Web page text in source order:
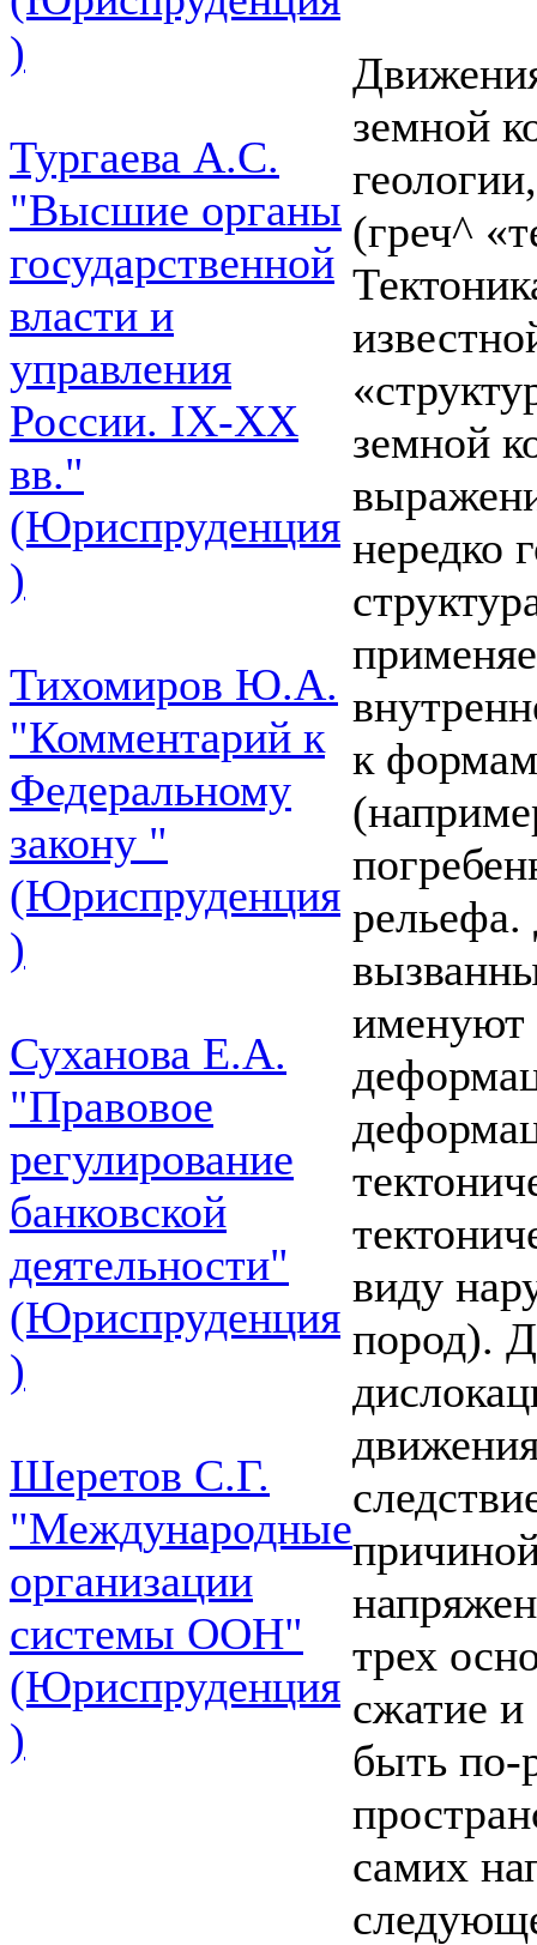
)
Тургаева А.С.
"Высшие органы
государственной
власти и
управления
России. IХ-ХХ
вв."
(Юриспруденция
)
Тихомиров Ю.А.
"Комментарий к
Федеральному
закону "
(Юриспруденция
)
Суханова Е.А.
"Правовое
регулирование
банковской
деятельности"
(Юриспруденция
)
Шеретов С.Г.
"Международные
организации
системы ООН"
(Юриспруденция
)
земной
(греч^
земной
нередко
к
именуют
виду
пород).
трех
сжатие
быть по-
самих